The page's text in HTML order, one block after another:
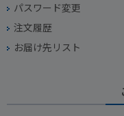
パスワード変更
注文履歴
お届け先リスト